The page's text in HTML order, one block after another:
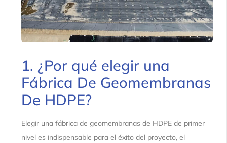
1. ¿Por qué elegir una
Fábrica De Geomembranas
De HDPE?
Elegir una fábrica de geomembranas de HDPE de primer
nivel es indispensable para el éxito del proyecto, el